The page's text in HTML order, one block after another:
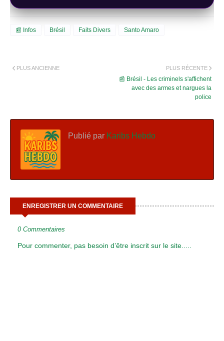
📰 Infos Brésil Faits Divers Santo Amaro
PLUS RÉCENTE
📰 Brésil - Les criminels s'affichent
avec des armes et nargues la
police
PLUS ANCIENNE
Publié par Karibs Hebdo
ENREGISTRER UN COMMENTAIRE
0 Commentaires
Pour commenter, pas besoin d’être inscrit sur le site.....